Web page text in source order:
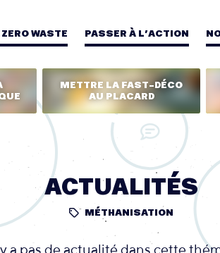
WASTE PASSER À L’ACTION
METTRE LA FAST-DÉCO
AU PLACARD
ACTUALITÉS
MÉTHANISATION
a pas de actualité dans cette